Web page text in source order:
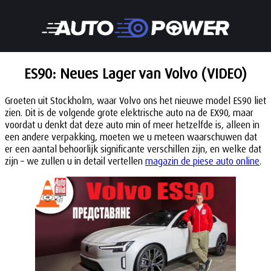
ES90: Neues Lager van Volvo (VIDEO)
Groeten uit Stockholm, waar Volvo ons het nieuwe model ES90 liet
zien. Dit is de volgende grote elektrische auto na de EX90, maar
voordat u denkt dat deze auto min of meer hetzelfde is, alleen in
een andere verpakking, moeten we u meteen waarschuwen dat
er een aantal behoorlijk significante verschillen zijn, en welke dat
zijn – we zullen u in detail vertellen magazin de piese auto online.